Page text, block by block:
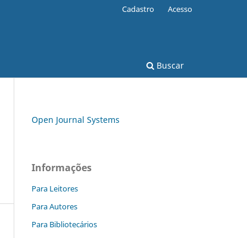
Buscar
Cadastro Acesso
Open Journal Systems
Informações
Para Leitores
Para Autores
Para Bibliotecários